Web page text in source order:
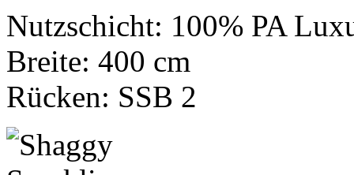
Nutzschicht: 100% PA
Breite: 400 cm
Rücken: SSB 2